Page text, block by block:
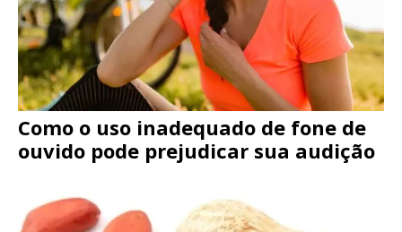
Como o uso inadequado de fone de
ouvido pode prejudicar sua audição